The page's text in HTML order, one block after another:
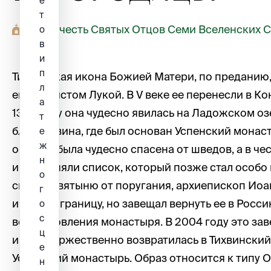
Храм в честь Святых Отцов Семи Вселенских
Тихвинская икона Божией Матери, по
евангелистом Лукой. В V веке ее перенесли в
1383 году она чудесно явилась на Ладожском
близ Тихвина, где был основан Успенский
обитель была чудесно спасена от шведов, а в
иконы сняли список, который позже стал особо
спасая святыню от поругания, архиепископ
икону за границу, но завещал вернуть ее в
восстановления монастыря. В 2004 году это
икона торжественно возвратилась в
Успенский монастырь. Образ относится к типу
т
о
в
и
п
л
а
т
е
ж
н
о
г
о
с
ц
е
н